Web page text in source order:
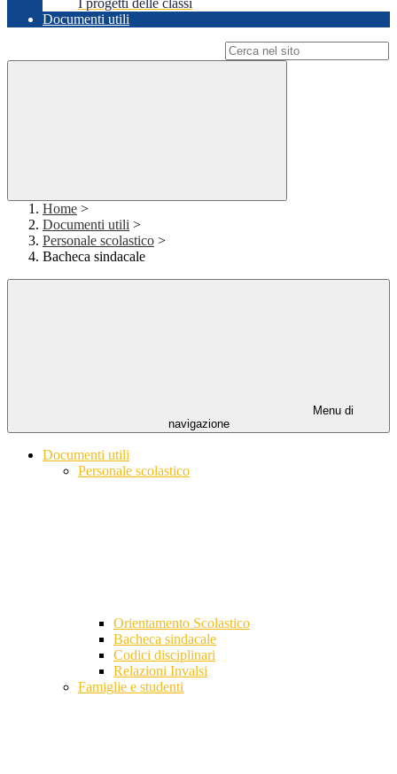
I progetti delle classi
Documenti utili
Home >
Documenti utili >
Personale scolastico >
Bacheca sindacale
Menu di
navigazione
Documenti utili
Personale scolastico
Orientamento Scolastico
Bacheca sindacale
Codici disciplinari
Relazioni Invalsi
Famiglie e studenti